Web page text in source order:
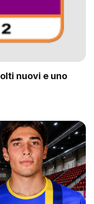
nuovi e uno